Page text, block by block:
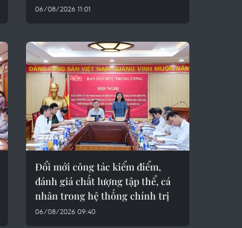
06/08/2026 11:01
Đổi mới công tác kiểm điểm,
đánh giá chất lượng tập thể, cá
nhân trong hệ thống chính trị
06/08/2026 09:40